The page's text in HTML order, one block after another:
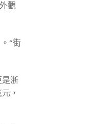
觀
“街
是浙
，